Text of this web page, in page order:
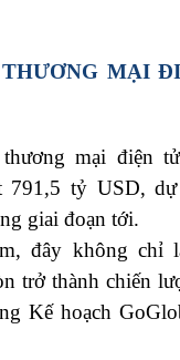
MẠI
mại điện
791,5 tỷ USD,
giai đoạn tới.
đây không chỉ
trở thành chiến
Kế hoạch